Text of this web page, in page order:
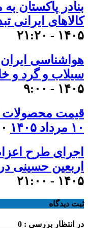
بنادر پاکستان
کالاهای ایرانی
۱۴۰۵ - ۲۱:۲۰
هواشناسی ایران
سیلاب و گرد و
۱۴۰۵ - ۹:۰۰
قیمت محصولات
۱۰ مرداد ۱۴۰۵
۱۰
اجرای طرح
اربعین حسینی
۱۴۰۵ - ۲۱:۰۰
ثبت دیدگاه
در انتظار بررسی : 0